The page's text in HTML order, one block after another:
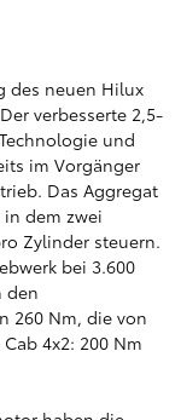
des neuen Hilux
verbesserte 2,5-
und
im Vorgänger
Das Aggregat
dem zwei
Zylinder steuern.
bei 3.600
den
260 Nm, die von
4x2: 200 Nm